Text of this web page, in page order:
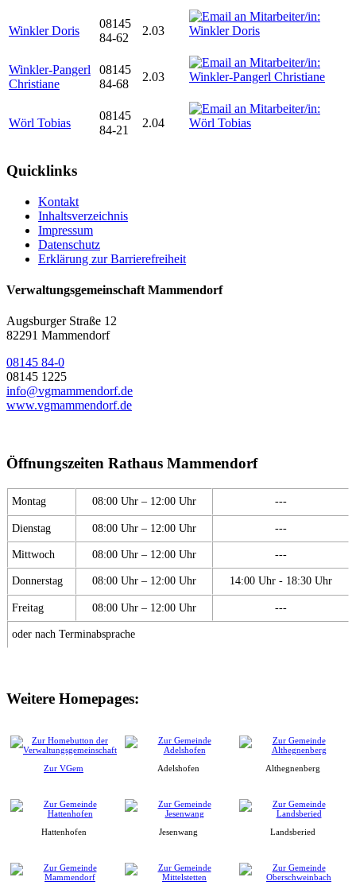
Winkler Doris
08145
84-62
2.03
Winkler-Pangerl
Christiane
08145
84-68
2.03
Wörl Tobias
08145
84-21
2.04
Quicklinks
Kontakt
Inhaltsverzeichnis
Impressum
Datenschutz
Erklärung zur Barrierefreiheit
Verwaltungsgemeinschaft Mammendorf
Augsburger Straße 12
82291 Mammendorf
08145 84-0
08145 1225
info@vgmammendorf.de
www.vgmammendorf.de
Öffnungszeiten Rathaus Mammendorf
Montag 08:00 Uhr – 12:00 Uhr ---
Dienstag 08:00 Uhr – 12:00 Uhr ---
Mittwoch 08:00 Uhr – 12:00 Uhr ---
Donnerstag 08:00 Uhr – 12:00 Uhr 14:00 Uhr - 18:30 Uhr
Freitag 08:00 Uhr – 12:00 Uhr ---
oder nach Terminabsprache
Weitere Homepages:
Zur VGem Adelshofen Althegnenberg
Hattenhofen Jesenwang Landsberied